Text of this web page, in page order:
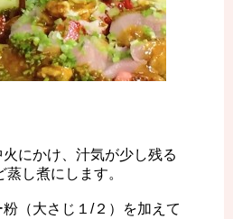
にかけ、汁気が少し残る
し煮にします。
（大さじ１/２）を加えて